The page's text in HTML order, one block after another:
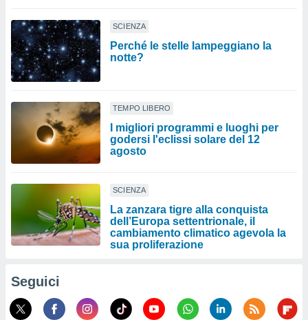
SCIENZA
Perché le stelle lampeggiano la
notte?
TEMPO LIBERO
I migliori programmi e luoghi per
godersi l'eclissi solare del 12
agosto
SCIENZA
La zanzara tigre alla conquista
dell’Europa settentrionale, il
cambiamento climatico agevola la
sua proliferazione
Seguici